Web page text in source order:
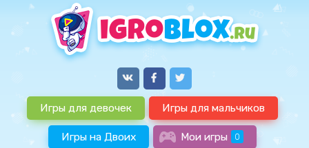
Игры для девочек Игры для мальчиков
Игры на Двоих Мои игры 0